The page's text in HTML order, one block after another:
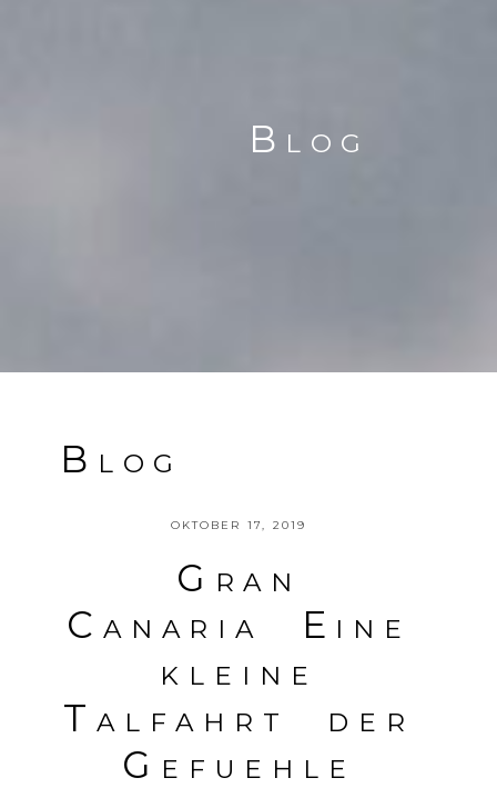
Blog
Blog
OKTOBER 17, 2019
Gran
Canaria Eine
kleine
Talfahrt der
Gefuehle